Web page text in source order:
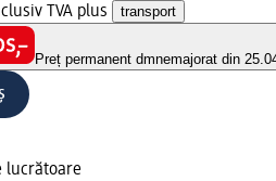
TVA plus transport
Preț permanent dmnemajorat din
lucrătoare